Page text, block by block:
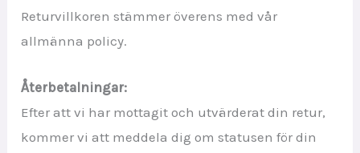
Returvillkoren stämmer överens med vår
allmänna policy.
Återbetalningar:
Efter att vi har mottagit och utvärderat din retur,
kommer vi att meddela dig om statusen för din